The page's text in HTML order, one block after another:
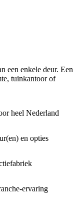
een enkele deur. Een
tuinkantoor of
heel Nederland
en opties
ervaring